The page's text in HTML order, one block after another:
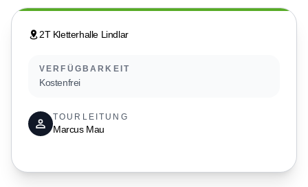
2T Kletterhalle Lindlar
VERFÜGBARKEIT
Kostenfrei
TOURLEITUNG
Marcus Mau